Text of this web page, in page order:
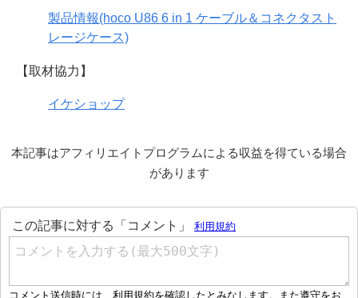
製品情報(hoco U86 6 in 1 ケーブル＆コネクタスト
レージケース)
【取材協力】
イケショップ
本記事はアフィリエイトプログラムによる収益を得ている場合
があります